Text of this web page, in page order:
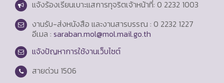
แจ้งร้องเรียนเบาะแสการทุจริตเจ้าหน้าที่: 0 2232 1003
งานรับ-ส่งหนังสือ และงานสารบรรณ : 0 2232 1227
อีเมล : saraban.mol@mol.mail.go.th
แจ้งปัญหาการใช้งานเว็บไซต์
สายด่วน 1506